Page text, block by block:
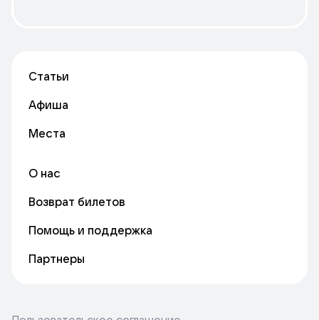
Статьи
Афиша
Места
О нас
Возврат билетов
Помощь и поддержка
Партнеры